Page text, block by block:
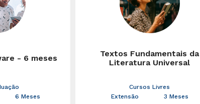
- 6 meses
6 Meses
Textos Fundamentais da
Literatura Universal
Cursos Livres
Extensão
3 Meses